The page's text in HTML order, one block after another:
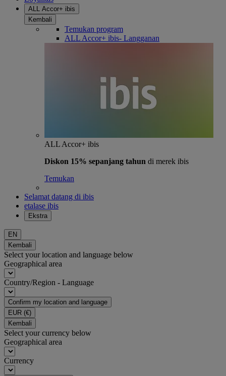
ALL Accor+ ibis
Kembali
Temukan program
ALL Accor+ ibis- Langganan
ALL Accor+ ibis
Diskon 15% sepanjang tahun di merek ibis
Temukan
Selamat datang di ibis
etalase ibis
Ekstra
EN
Kembali
Select your location and language below
Geographical area
Country/Region - Language
Confirm my location and language
EUR (€)
Kembali
Select your currency below
Geographical area
Currency